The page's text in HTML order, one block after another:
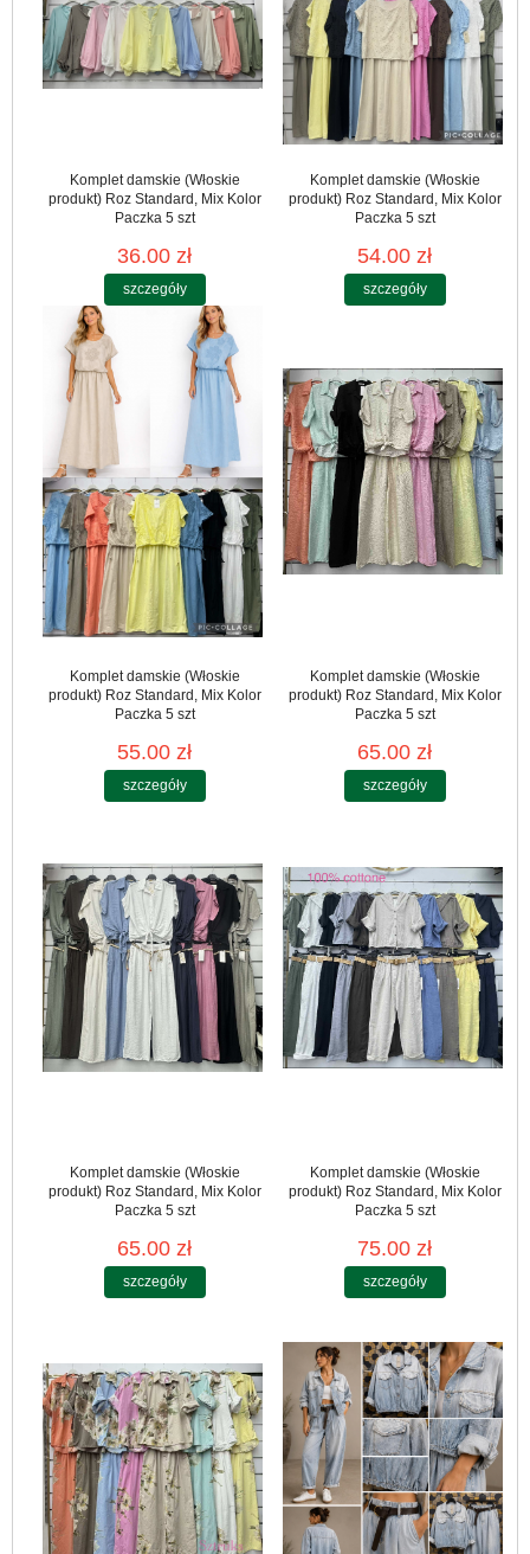
Komplet damskie (Włoskie
produkt) Roz Standard, Mix Kolor
Paczka 5 szt
36.00 zł
szczegóły
Komplet damskie (Włoskie
produkt) Roz Standard, Mix Kolor
Paczka 5 szt
54.00 zł
szczegóły
Komplet damskie (Włoskie
produkt) Roz Standard, Mix Kolor
Paczka 5 szt
55.00 zł
szczegóły
Komplet damskie (Włoskie
produkt) Roz Standard, Mix Kolor
Paczka 5 szt
65.00 zł
szczegóły
Komplet damskie (Włoskie
produkt) Roz Standard, Mix Kolor
Paczka 5 szt
65.00 zł
szczegóły
Komplet damskie (Włoskie
produkt) Roz Standard, Mix Kolor
Paczka 5 szt
75.00 zł
szczegóły